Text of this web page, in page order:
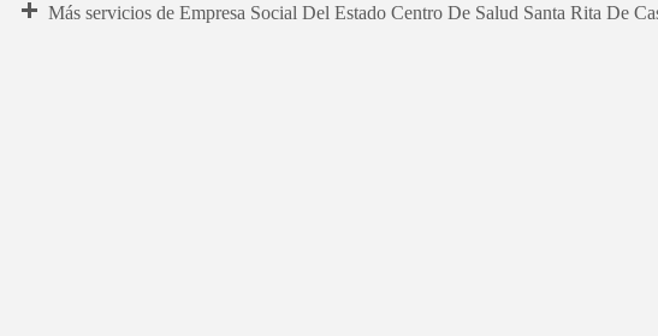
Más servicios de Empresa Social Del Estado Centro De Salud Santa Rita De